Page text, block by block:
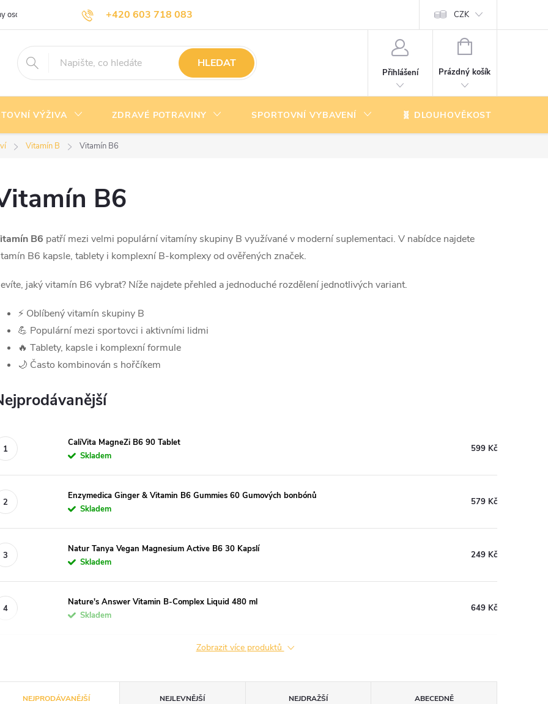
+420 603 718 083
info@nejlevnejsivyziva.cz
osobních údajů Doprava a platba Kontakty CZK
HLEDAT
Přihlášení
NÁKUPNÍ
Prázdný košík
VÝŽIVA ZDRAVÉ POTRAVINY SPORTOVNÍ VYBAVENÍ 🧬 DLOUHOVĚKOST
Vitamín B Vitamín B6
B6
B6 patří mezi velmi populární vitamíny skupiny B využívané v moderní suplementaci. V nabídce najdete
B6 kapsle, tablety i komplexní B-komplexy od ověřených značek.
jaký vitamín B6 vybrat? Níže najdete přehled a jednoduché rozdělení jednotlivých variant.
⚡ Oblíbený vitamín skupiny B
💪 Populární mezi sportovci i aktivními lidmi
🔥 Tablety, kapsle i komplexní formule
🌙 Často kombinován s hořčíkem
CaliVita MagneZi B6 90 Tablet
Skladem
599 Kč
Enzymedica Ginger & Vitamin B6 Gummies 60 Gumových bonbónů
Skladem
579 Kč
Natur Tanya Vegan Magnesium Active B6 30 Kapslí
Skladem
249 Kč
Nature's Answer Vitamin B-Complex Liquid 480 ml
Skladem
649 Kč
Zobrazit více produktů
NEJPRODÁVANĚJŠÍ NEJLEVNĚJŠÍ NEJDRAŽŠÍ ABECEDNĚ